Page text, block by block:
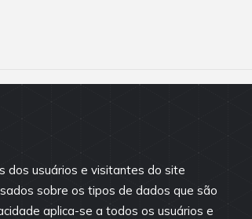
dos usuários e visitantes do site
sobre os tipos de dados que são
aplica-se a todos os usuários e